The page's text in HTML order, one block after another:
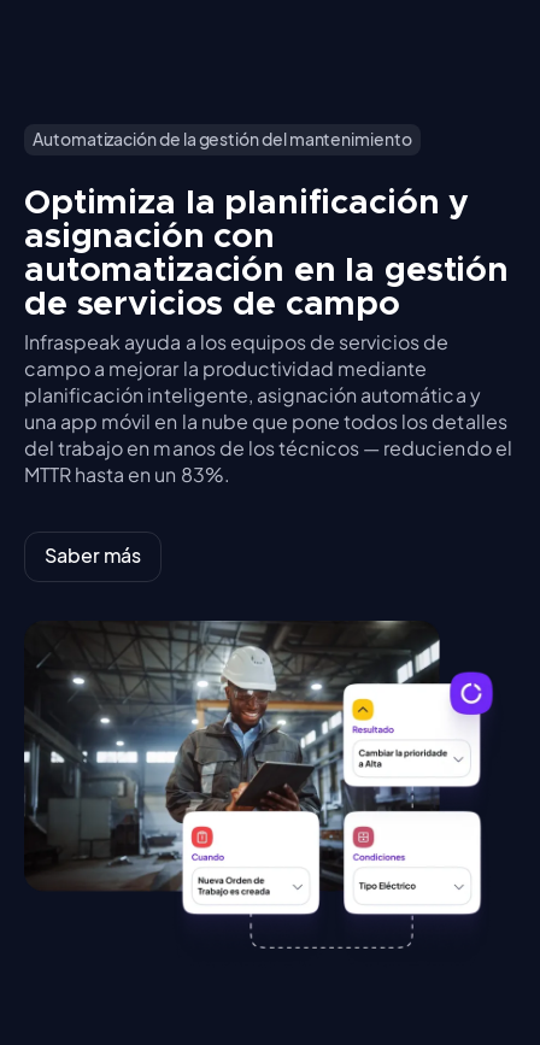
Automatización de la gestión del mantenimiento
Optimiza la planificación y
asignación con
automatización en la gestión
de servicios de campo
Infraspeak ayuda a los equipos de servicios de
campo a mejorar la productividad mediante
planificación inteligente, asignación automática y
una app móvil en la nube que pone todos los detalles
del trabajo en manos de los técnicos — reduciendo el
MTTR hasta en un 83%.
Saber más